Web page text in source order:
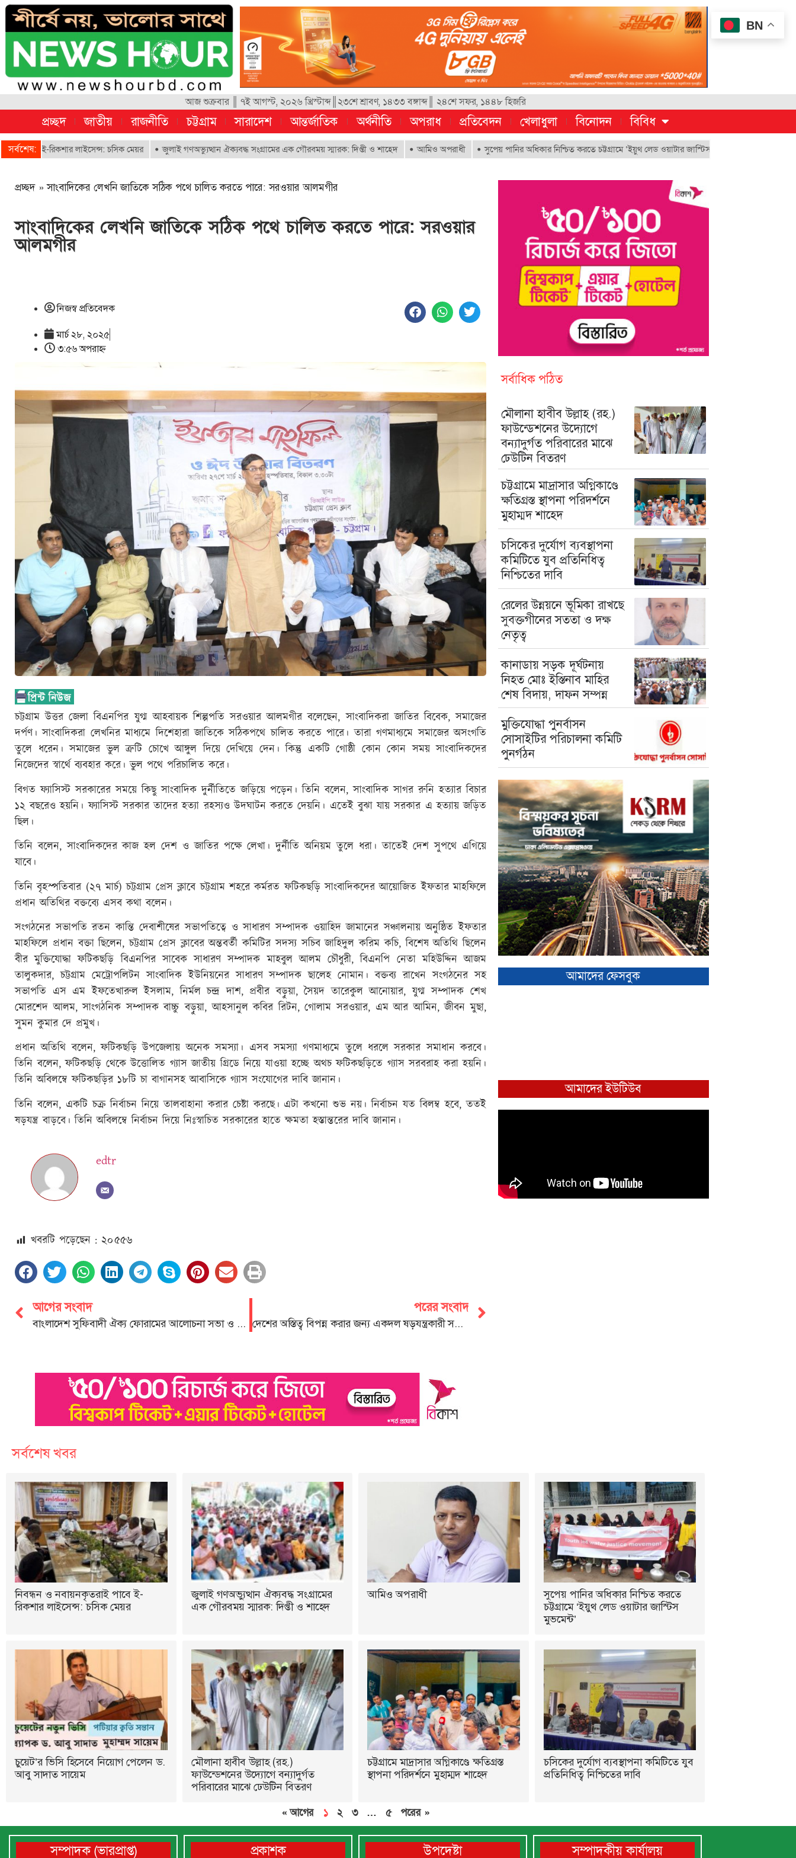
আজ শুক্রবার ║ ৭ই আগস্ট, ২০২৬ খ্রিস্টাব্দ║২৩শে শ্রাবণ, ১৪৩৩ বঙ্গাব্দ║ ২৪শে সফর, ১৪৪৮ হিজরি
প্রচ্ছদ জাতীয় রাজনীতি চট্টগ্রাম সারাদেশ আন্তর্জাতিক অর্থনীতি অপরাধ প্রতিবেদন খেলাধুলা বিনোদন বিবিধ
সর্বশেষ:
ই-রিকশার লাইসেন্স: চসিক মেয়র জুলাই গণঅভ্যুত্থান ঐক্যবদ্ধ সংগ্রামের এক গৌরবময় স্মারক: দিপ্তী ও শাহেদ আমিও অপরাধী সুপেয় পানির অধিকার নিশ্চিত করতে চট্টগ্রামে ‘ইয়ুথ লেড ওয়াটার জাস্টিস মুভমেন্ট’
প্রচ্ছদ »সাংবাদিকের লেখনি জাতিকে সঠিক পথে চালিত করতে পারে: সরওয়ার আলমগীর
সাংবাদিকের লেখনি জাতিকে সঠিক পথে চালিত করতে পারে: সরওয়ার
আলমগীর
নিজস্ব প্রতিবেদক
মার্চ ২৮, ২০২৫
৩:৫৬ অপরাহ্ণ
চট্টগ্রাম উত্তর জেলা বিএনপির যুগ্ম আহবায়ক শিল্পপতি সরওয়ার আলমগীর বলেছেন, সাংবাদিকরা জাতির বিবেক, সমাজের
দর্পণ। সাংবাদিকরা লেখনির মাধ্যমে দিশেহারা জাতিকে সঠিকপথে চালিত করতে পারে। তারা গণমাধ্যমে সমাজের অসংগতি
তুলে ধরেন। সমাজের ভুল ত্রুটি চোখে আঙ্গুল দিয়ে দেখিয়ে দেন। কিন্তু একটি গোষ্ঠী কোন কোন সময় সাংবাদিকদের
নিজেদের স্বার্থে ব্যবহার করে। ভুল পথে পরিচালিত করে।
বিগত ফ্যাসিস্ট সরকারের সময়ে কিছু সাংবাদিক দুর্নীতিতে জড়িয়ে পড়েন। তিনি বলেন, সাংবাদিক সাগর রুনি হত্যার বিচার
১২ বছরেও হয়নি। ফ্যাসিস্ট সরকার তাদের হত্যা রহস্যও উদঘাটন করতে দেয়নি। এতেই বুঝা যায় সরকার এ হত্যায় জড়িত
ছিল।
তিনি বলেন, সাংবাদিকদের কাজ হল দেশ ও জাতির পক্ষে লেখা। দুর্নীতি অনিয়ম তুলে ধরা। তাতেই দেশ সুপথে এগিয়ে
যাবে।
তিনি বৃহস্পতিবার (২৭ মার্চ) চট্টগ্রাম প্রেস ক্লাবে চট্টগ্রাম শহরে কর্মরত ফটিকছড়ি সাংবাদিকদের আয়োজিত ইফতার মাহফিলে
প্রধান অতিথির বক্তব্যে এসব কথা বলেন।
সংগঠনের সভাপতি রতন কান্তি দেবাশীষের সভাপতিত্বে ও সাধারণ সম্পাদক ওয়াহিদ জামানের সঞ্চালনায় অনুষ্ঠিত ইফতার
মাহফিলে প্রধান বক্তা ছিলেন, চট্টগ্রাম প্রেস ক্লাবের অন্তবর্তী কমিটির সদস্য সচিব জাহিদুল করিম কচি, বিশেষ অতিথি ছিলেন
বীর মুক্তিযোদ্ধা ফটিকছড়ি বিএনপির সাবেক সাধারণ সম্পাদক মাহবুল আলম চৌধুরী, বিএনপি নেতা মহিউদ্দিন আজম
তালুকদার, চট্টগ্রাম মেট্রোপলিটন সাংবাদিক ইউনিয়নের সাধারণ সম্পাদক ছালেহ নোমান। বক্তব্য রাখেন সংগঠনের সহ
সভাপতি এস এম ইফতেখারুল ইসলাম, নির্মল চন্দ্র দাশ, প্রবীর বড়ুয়া, সৈয়দ তারেকুল আনোয়ার, যুগ্ম সম্পাদক শেখ
মোরশেদ আলম, সাংগঠনিক সম্পাদক বাচ্চু বড়ুয়া, আহসানুল কবির রিটন, গোলাম সরওয়ার, এম আর আমিন, জীবন মুছা,
সুমন কুমার দে প্রমুখ।
প্রধান অতিথি বলেন, ফটিকছড়ি উপজেলায় অনেক সমস্যা। এসব সমস্যা গণমাধ্যমে তুলে ধরলে সরকার সমাধান করবে।
তিনি বলেন, ফটিকছড়ি থেকে উত্তোলিত গ্যাস জাতীয় গ্রিডে নিয়ে যাওয়া হচ্ছে অথচ ফটিকছড়িতে গ্যাস সরবরাহ করা হয়নি।
তিনি অবিলম্বে ফটিকছড়ির ১৮টি চা বাগানসহ আবাসিকে গ্যাস সংযোগের দাবি জানান।
তিনি বলেন, একটি চক্র নির্বাচন নিয়ে তালবাহানা করার চেষ্টা করছে। এটা কখনো শুভ নয়। নির্বাচন যত বিলম্ব হবে, ততই
ষড়যন্ত্র বাড়বে। তিনি অবিলম্বে নির্বাচন দিয়ে নিঃস্বাচিত সরকারের হাতে ক্ষমতা হস্তান্তরের দাবি জানান।
edtr
খবরটি পড়েছেন : ২০৫৫৬
আগের সংবাদ
বাংলাদেশ সুফিবাদী ঐক্য ফোরামের আলোচনা সভা ও ইফতার মাহফিল অনুষ্ঠিত
পরের সংবাদ
দেশের অস্তিত্ব বিপন্ন করার জন্য একদল ষড়যন্ত্রকারী সক্রিয় রয়েছে: মুহাম্মদ শাহেদ
সর্বাধিক পঠিত
মৌলানা হাবীব উল্লাহ (রহ.)
ফাউন্ডেশনের উদ্যোগে
বন্যাদুর্গত পরিবারের মাঝে
ঢেউটিন বিতরণ
চট্টগ্রামে মাদ্রাসার অগ্নিকাণ্ডে
ক্ষতিগ্রস্ত স্থাপনা পরিদর্শনে
মুহাম্মদ শাহেদ
চসিকের দুর্যোগ ব্যবস্থাপনা
কমিটিতে যুব প্রতিনিধিত্ব
নিশ্চিতের দাবি
রেলের উন্নয়নে ভূমিকা রাখছে
সুবক্তগীনের সততা ও দক্ষ
নেতৃত্ব
কানাডায় সড়ক দূর্ঘটনায়
নিহত মোঃ ইস্তিনাব মাহির
শেষ বিদায়, দাফন সম্পন্ন
মুক্তিযোদ্ধা পুনর্বাসন
সোসাইটির পরিচালনা কমিটি
পুনর্গঠন
আমাদের ফেসবুক
আমাদের ইউটিউব
সর্বশেষ খবর
নিবন্ধন ও নবায়নকৃতরাই পাবে ই-
রিকশার লাইসেন্স: চসিক মেয়র
জুলাই গণঅভ্যুত্থান ঐক্যবদ্ধ সংগ্রামের
এক গৌরবময় স্মারক: দিপ্তী ও শাহেদ
আমিও অপরাধী
সুপেয় পানির অধিকার নিশ্চিত করতে
চট্টগ্রামে ‘ইয়ুথ লেড ওয়াটার জাস্টিস
মুভমেন্ট’
চুয়েট’র ভিসি হিসেবে নিয়োগ পেলেন ড.
আবু সাদাত সায়েম
মৌলানা হাবীব উল্লাহ (রহ.)
ফাউন্ডেশনের উদ্যোগে বন্যাদুর্গত
পরিবারের মাঝে ঢেউটিন বিতরণ
চট্টগ্রামে মাদ্রাসার অগ্নিকাণ্ডে ক্ষতিগ্রস্ত
স্থাপনা পরিদর্শনে মুহাম্মদ শাহেদ
চসিকের দুর্যোগ ব্যবস্থাপনা কমিটিতে যুব
প্রতিনিধিত্ব নিশ্চিতের দাবি
« আগের ১ ২ ৩ … ৫ পরের »
সম্পাদক (ভারপ্রাপ্ত) প্রকাশক উপদেষ্টা সম্পাদকীয় কার্যালয়
BN